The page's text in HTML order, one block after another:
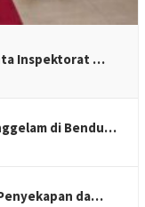
Inspektorat …
di Bendu…
da…